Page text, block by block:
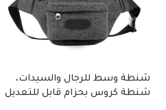
شنطة وسط للرجال والسيدات،
شنطة كروس بحزام قابل للتعديل